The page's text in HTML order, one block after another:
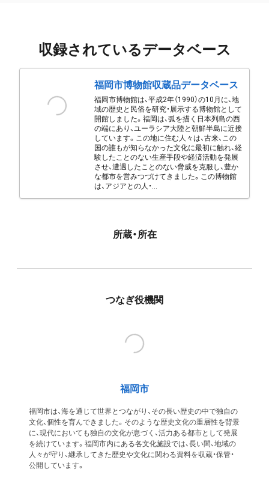
収録されているデータベース
福岡市博物館収蔵品データベース
福岡市博物館は、平成2年（1990）の10月に、地
域の歴史と民俗を研究・展示する博物館として
開館しました。福岡は、弧を描く日本列島の西
の端にあり、ユーラシア大陸と朝鮮半島に近接
しています。この地に住む人々は、古来、この
国の誰もが知らなかった文化に最初に触れ、経
験したことのない生産手段や経済活動を発展
させ、遭遇したことのない脅威を克服し、豊か
な都市を営みつづけてきました。この博物館
は、アジアとの人・...
所蔵・所在
つなぎ役機関
福岡市
福岡市は、海を通じて世界とつながり、その長い歴史の中で独自の
文化、個性を育んできました。そのような歴史文化の重層性を背景
に、現代においても独自の文化が息づく、活力ある都市として発展
を続けています。福岡市内にある各文化施設では、長い間、地域の
人々が守り、継承してきた歴史や文化に関わる資料を収蔵・保管・
公開しています。